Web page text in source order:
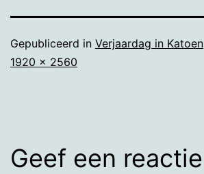
Gepubliceerd in Verjaardag in Katoen
Volledige
1920 × 2560
Geef een reactie